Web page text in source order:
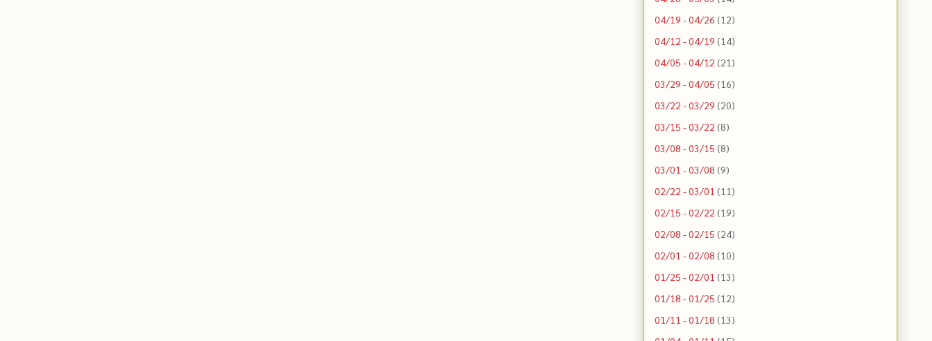
04/19 - 04/26 (12)
04/12 - 04/19 (14)
04/05 - 04/12 (21)
03/29 - 04/05 (16)
03/22 - 03/29 (20)
03/15 - 03/22 (8)
03/08 - 03/15 (8)
03/01 - 03/08 (9)
02/22 - 03/01 (11)
02/15 - 02/22 (19)
02/08 - 02/15 (24)
02/01 - 02/08 (10)
01/25 - 02/01 (13)
01/18 - 01/25 (12)
01/11 - 01/18 (13)